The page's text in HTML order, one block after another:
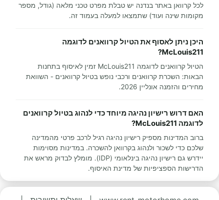
לכל קרוואן באתר בנדנה יש טבלת מפרט טכני מלאה (גודל, מספר
מקומות שינה ועוד) שתמצאו למעלה בעמוד זה.
היכן ניתן לאסוף את הטיול קרוואנים לדוגמה
McLouis211?
הטיול קרוואנים לדוגמה McLouis211 זמין לאיסוף בתחנות
הבאות: השכרת קרוואנים ורכבי נופש בטיול קרוואנים - השוואת
מחירים והזמנה אונליין 2026.
האם דרוש רישיון נהיגה מיוחד כדי לנהוג בטיול קרוואנים
לדוגמה McLouis211?
ברוב המדינות מספיק רישיון נהיגה רגיל לרכב פרטי מהמדינה
שלכם כדי לשכור ולנהוג בקרוואן להשכרה. במדינות מסוימות
יידרש גם רישיון נהיגה בינלאומי (IDP). מומלץ לבדוק מראש את
הדרישות הספציפיות של מדינת האיסוף.